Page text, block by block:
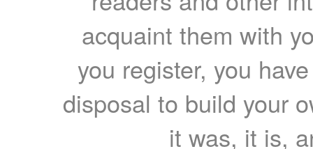
acquaint them with
you register, you
disposal to build your
it was, it is,